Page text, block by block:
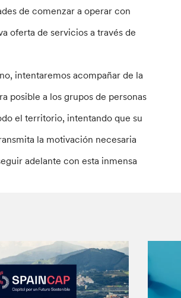
de comenzar a operar con
oferta de servicios a través de
intentaremos acompañar de la
posible a los grupos de personas
el territorio, intentando que su
la motivación necesaria
adelante con esta inmensa